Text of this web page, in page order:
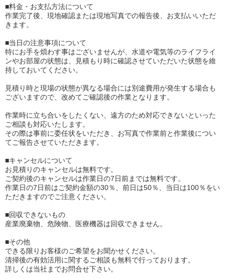
■料金・お支払方法について
作業完了後、現地確認または現地写真での報告後、お支払いいただ
きます。
■当日の注意事項について
特にお手を煩わす事はございませんが、水道や電気等のライフライ
ンやお部屋の状態は、見積もり時に確認させていただいた状態を維
持しておいてください。
見積り時と現場の状態が異なる場合には別途費用が発生する場合も
ございますので、改めてご確認後の作業となります。
作業時に立ち合いをしたくない、遠方のため対応できないといった
ご相談も対応いたします。
その際は事前に委任状をいただき、お写真で作業前と作業後につい
てご報告させていただきます。
■キャンセルについて
お見積りのキャンセルは無料です。
ご契約後のキャンセルは作業日の7日前までは無料です。
作業日の7日前はご契約金額の30％、前日は50％、当日は100％をい
ただきますのでご注意ください。
■回収できないもの
産業廃棄物、危険物、医療機器は回収できません。
■その他
できる限りお客様のご希望をお聞かせください。
清掃後の有効活用に関するご相談も無料で行っております。
詳しくは当社までお問合せ下さい。